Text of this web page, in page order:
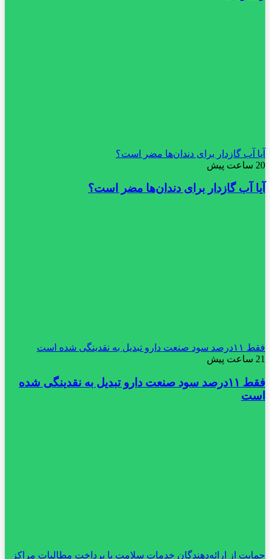
آیا آب گازدار برای دندان‌ها مضر است؟
20 ساعت پیش
آیا آب گازدار برای دندان‌ها مضر است؟
فقط ۱۱‌درصد سود صنعت دارو تبدیل به نقدینگی شده است
21 ساعت پیش
فقط ۱۱‌درصد سود صنعت دارو تبدیل به نقدینگی شده
است
حمایت از ارائه‌دهندگان خدمات سلامت با پرداخت مطالبات مراکز